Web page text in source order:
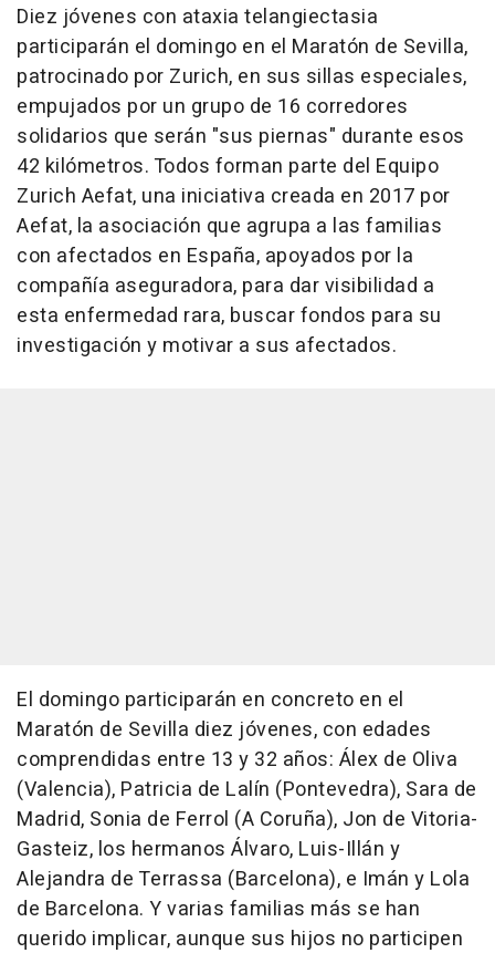
Diez jóvenes con ataxia telangiectasia
participarán el domingo en el Maratón de Sevilla,
patrocinado por Zurich, en sus sillas especiales,
empujados por un grupo de 16 corredores
solidarios que serán "sus piernas" durante esos
42 kilómetros. Todos forman parte del Equipo
Zurich Aefat, una iniciativa creada en 2017 por
Aefat, la asociación que agrupa a las familias
con afectados en España, apoyados por la
compañía aseguradora, para dar visibilidad a
esta enfermedad rara, buscar fondos para su
investigación y motivar a sus afectados.
El domingo participarán en concreto en el
Maratón de Sevilla diez jóvenes, con edades
comprendidas entre 13 y 32 años: Álex de Oliva
(Valencia), Patricia de Lalín (Pontevedra), Sara de
Madrid, Sonia de Ferrol (A Coruña), Jon de Vitoria-
Gasteiz, los hermanos Álvaro, Luis-Illán y
Alejandra de Terrassa (Barcelona), e Imán y Lola
de Barcelona. Y varias familias más se han
querido implicar, aunque sus hijos no participen